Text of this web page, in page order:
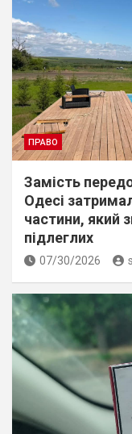
ПРАВО
Замість
Одесі
частини, який
підлеглих
07/30/2026